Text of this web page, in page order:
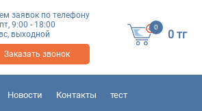
заявок по телефону
9:00 - 18:00
выходной
Заказать звонок
0
0 тг
Новости Контакты тест